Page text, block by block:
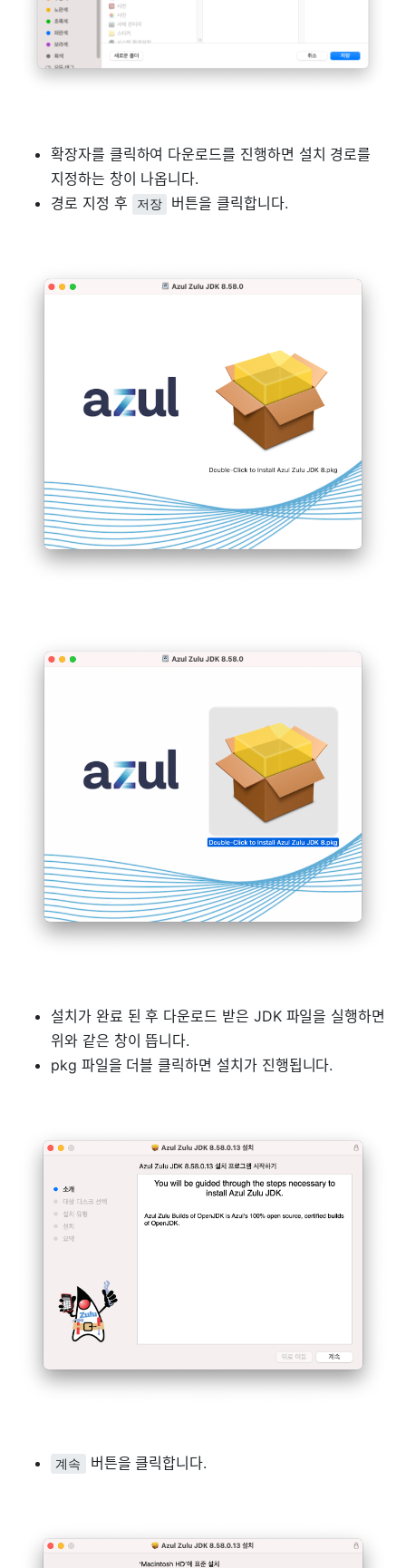
확장자를 클릭하여 다운로드를 진행하면 설치 경로를
지정하는 창이 나옵니다.
경로 지정 후
저장 버튼을 클릭합니다.
설치가 완료 된 후 다운로드 받은 JDK 파일을 실행하면
위와 같은 창이 뜹니다.
pkg 파일을 더블 클릭하면 설치가 진행됩니다.
계속 버튼을 클릭합니다.